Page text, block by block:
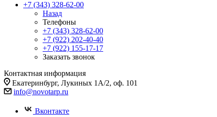
+7 (343) 328-62-00
Назад
Телефоны
+7 (343) 328-62-00
+7 (922) 202-40-40
+7 (922) 155-17-17
Заказать звонок
Контактная информация
Екатеринбург, Лукиных 1А/2, оф. 101
info@novotarp.ru
Вконтакте